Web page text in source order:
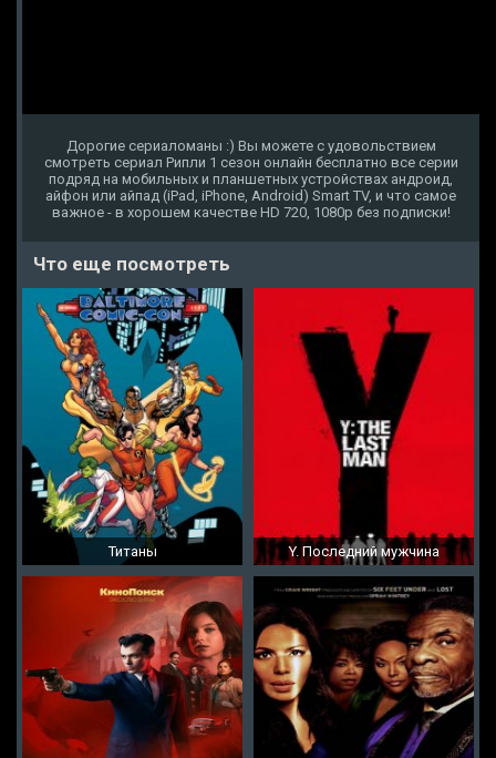
Дорогие сериаломаны :) Вы можете с удовольствием
смотреть сериал Рипли 1 сезон онлайн бесплатно все серии
подряд на мобильных и планшетных устройствах андроид,
айфон или айпад (iPad, iPhone, Android) Smart TV, и что самое
важное - в хорошем качестве HD 720, 1080p без подписки!
Что еще посмотреть
Титаны Y. Последний мужчина